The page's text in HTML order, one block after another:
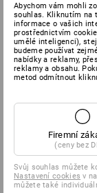
Abychom vám mohli
souhlas. Kliknutím na
informace o vašich
prostřednictvím
umělé inteligenci),
budeme používat
nabídky a reklamy,
reklamy a obsahu.
metod odmítnout
Firemní
(ceny bez
Svůj souhlas můžete
Nastavení cookies v
můžete také